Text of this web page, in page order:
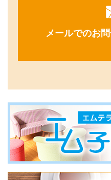
メールでのお